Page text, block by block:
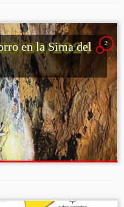
2
en la Sima del